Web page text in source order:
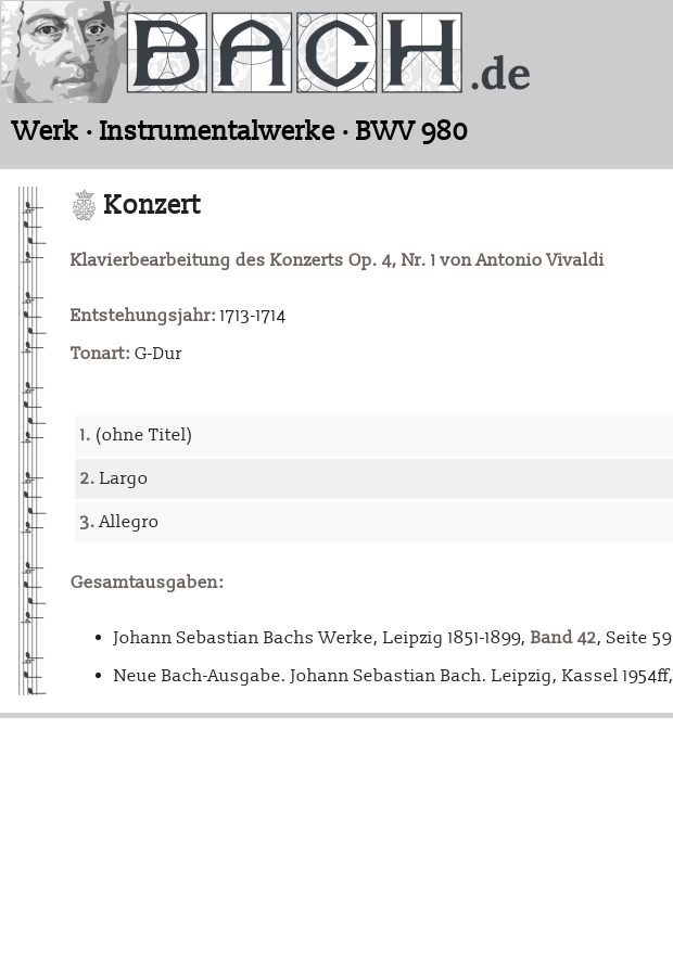
Werk · Instrumentalwerke · BWV 980
Konzert
Klavierbearbeitung des Konzerts Op. 4, Nr. 1 von Antonio Vivaldi
Entstehungsjahr: 1713-1714
Tonart: G-Dur
1. (ohne Titel)
2. Largo
3.Allegro
Gesamtausgaben:
Johann Sebastian Bachs Werke, Leipzig 1851-1899, Band 42, Seite 59
Neue Bach-Ausgabe. Johann Sebastian Bach. Leipzig, Kassel 1954ff,